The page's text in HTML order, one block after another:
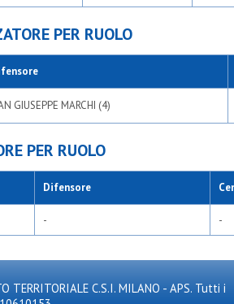
PER RUOLO
GIUSEPPE MARCHI (4)
PER RUOLO
Difensore
- -
TERRITORIALE C.S.I. MILANO - APS. Tutti i